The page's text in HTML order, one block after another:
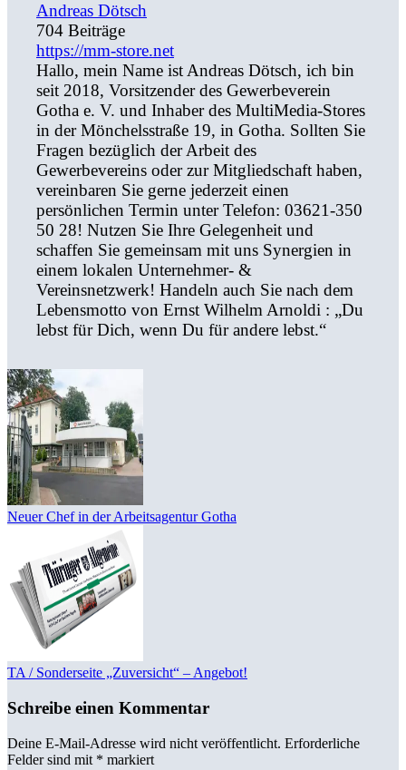
Andreas Dötsch
704 Beiträge
https://mm-store.net
Hallo, mein Name ist Andreas Dötsch, ich bin
seit 2018, Vorsitzender des Gewerbeverein
Gotha e. V. und Inhaber des MultiMedia-Stores
in der Mönchelsstraße 19, in Gotha. Sollten Sie
Fragen bezüglich der Arbeit des
Gewerbevereins oder zur Mitgliedschaft haben,
vereinbaren Sie gerne jederzeit einen
persönlichen Termin unter Telefon: 03621-350
50 28! Nutzen Sie Ihre Gelegenheit und
schaffen Sie gemeinsam mit uns Synergien in
einem lokalen Unternehmer- &
Vereinsnetzwerk! Handeln auch Sie nach dem
Lebensmotto von Ernst Wilhelm Arnoldi : „Du
lebst für Dich, wenn Du für andere lebst.“
Neuer Chef in der Arbeitsagentur Gotha
TA / Sonderseite „Zuversicht“ – Angebot!
Schreibe einen Kommentar
Deine E-Mail-Adresse wird nicht veröffentlicht. Erforderliche
Felder sind mit * markiert